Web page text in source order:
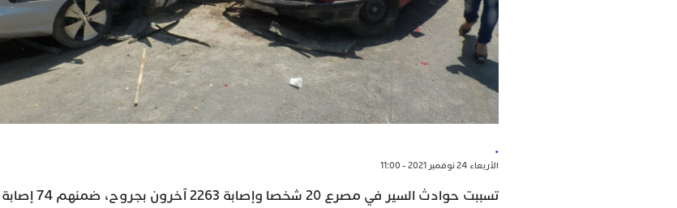
.
الأربعاء 24 نوفمبر 2021 - 11:00
تسببت حوادث السير في مصرع 20 شخصا وإصابة 2263 ‏آخرون بجروح، ضمنهم 74 إصابة